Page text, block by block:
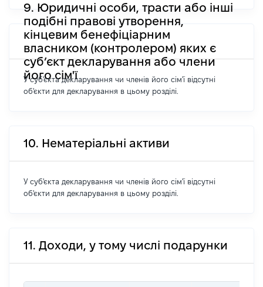
9. Юридичні особи, трасти або інші
подібні правові утворення,
кінцевим бенефіціарним
власником (контролером) яких є
суб’єкт декларування або члени
його сім'ї
У суб'єкта декларування чи членів його сім'ї відсутні
об'єкти для декларування в цьому розділі.
10. Нематеріальні активи
У суб'єкта декларування чи членів його сім'ї відсутні
об'єкти для декларування в цьому розділі.
11. Доходи, у тому числі подарунки